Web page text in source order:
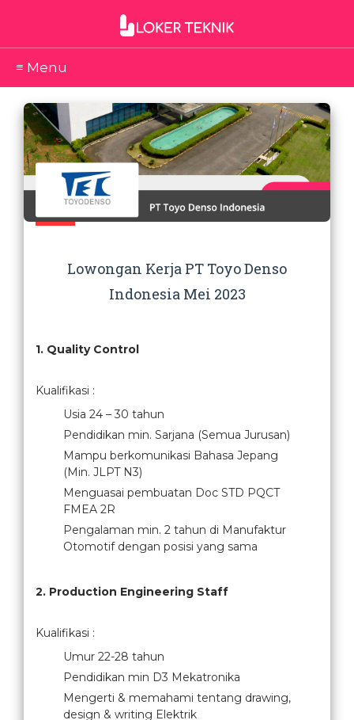
≡ Menu
Lowongan Kerja PT Toyo Denso
Indonesia Mei 2023
1. Quality Control
Kualifikasi :
Usia 24 – 30 tahun
Pendidikan min. Sarjana (Semua Jurusan)
Mampu berkomunikasi Bahasa Jepang
(Min. JLPT N3)
Menguasai pembuatan Doc STD PQCT
FMEA 2R
Pengalaman min. 2 tahun di Manufaktur
Otomotif dengan posisi yang sama
2. Production Engineering Staff
Kualifikasi :
Umur 22-28 tahun
Pendidikan min D3 Mekatronika
Mengerti & memahami tentang drawing,
design & writing Elektrik